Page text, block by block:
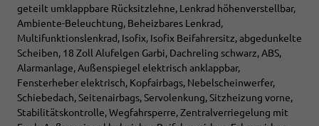
geteilt umklappbare Rücksitzlehne, Lenkrad höhenverstellbar,
Ambiente-Beleuchtung, Beheizbares Lenkrad,
Multifunktionslenkrad, Isofix, Isofix Beifahrersitz, abgedunkelte
Scheiben, 18 Zoll Alufelgen Garbi, Dachreling schwarz, ABS,
Alarmanlage, Außenspiegel elektrisch anklappbar,
Fensterheber elektrisch, Kopfairbags, Nebelscheinwerfer,
Schiebedach, Seitenairbags, Servolenkung, Sitzheizung vorne,
Stabilitätskontrolle, Wegfahrsperre, Zentralverriegelung mit